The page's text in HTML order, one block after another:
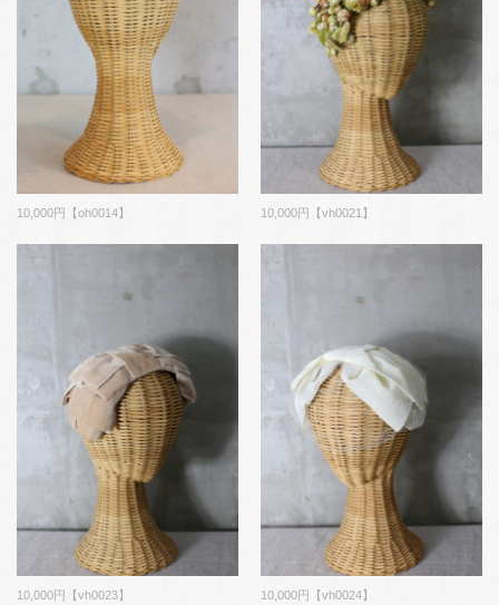
10,000円【oh0014】 10,000円【vh0021】
10,000円【vh0023】 10,000円【vh0024】